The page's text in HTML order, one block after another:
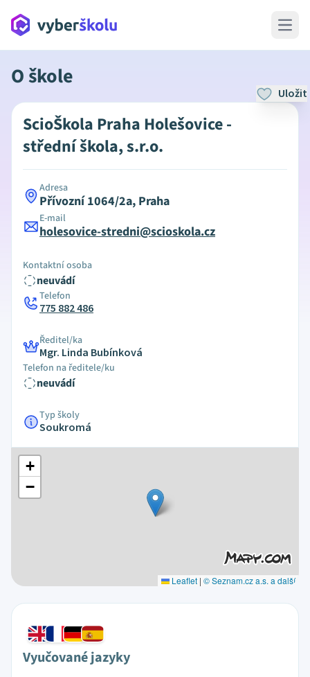
Open
O škole
Uložit
ScioŠkola Praha Holešovice -
střední škola, s.r.o.
Adresa
Přívozní 1064/2a, Praha
E-mail
holesovice-stredni@scioskola.cz
Kontaktní osoba
neuvádí
Telefon
775 882 486
Ředitel/ka
Mgr. Linda Bubínková
Telefon na ředitele/ku
neuvádí
Typ školy
Soukromá
+
−
Leaflet | © Seznam.cz a.s. a další
Vyučované jazyky